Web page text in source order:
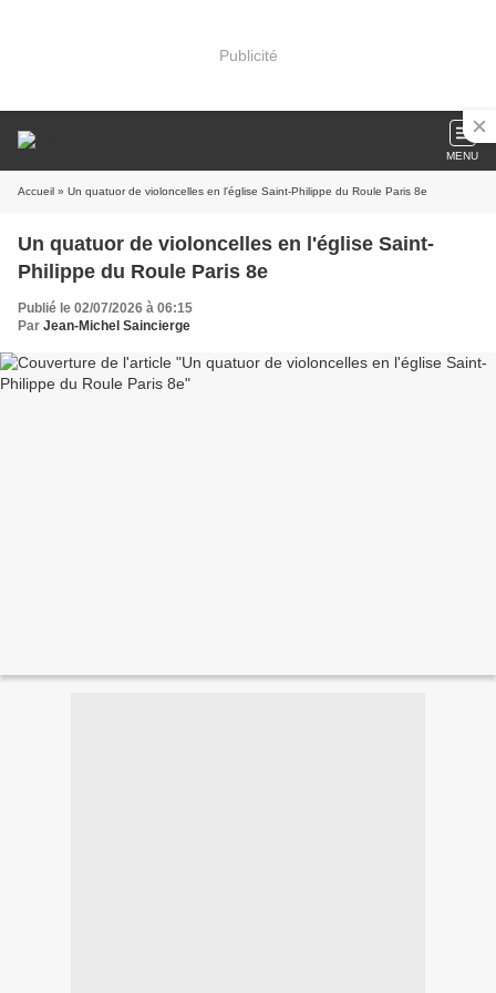
Publicité
MENU
Accueil » Un quatuor de violoncelles en l'église Saint-Philippe du Roule Paris 8e
Un quatuor de violoncelles en l'église Saint-
Philippe du Roule Paris 8e
Publié le 02/07/2026 à 06:15
Par Jean-Michel Saincierge